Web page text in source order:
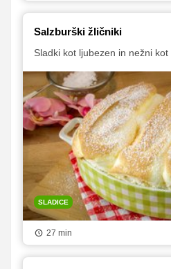
Salzburški žličniki
Sladki kot ljubezen in nežni kot
SLADICE
27 min